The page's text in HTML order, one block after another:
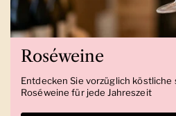
Roséweine
Entdecken Sie vorzüglich köstliche
Roséweine für jede Jahreszeit